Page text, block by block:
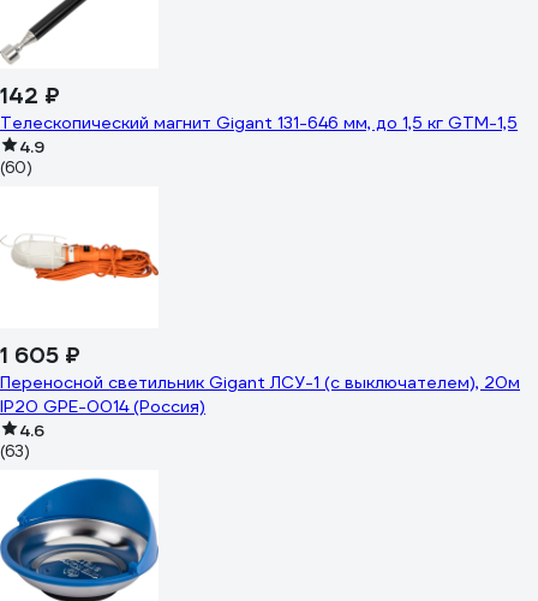
142 ₽
Телескопический магнит Gigant 131-646 мм, до 1,5 кг GTM-1,5
4.9
(60)
1 605 ₽
Переносной светильник Gigant ЛСУ-1 (с выключателем), 20м
IP20 GPE-0014 (Россия)
4.6
(63)